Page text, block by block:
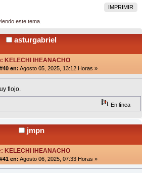
IMPRIMIR
este tema.
asturgabriel
KELECHI IHEANACHO
en: Agosto 05, 2025, 13:12 Horas »
flojo.
En línea
jmpn
KELECHI IHEANACHO
en: Agosto 06, 2025, 07:33 Horas »